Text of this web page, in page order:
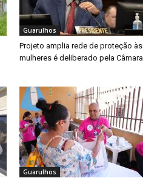
Guarulhos
Projeto amplia rede de proteção às
mulheres é deliberado pela Câmara
Guarulhos